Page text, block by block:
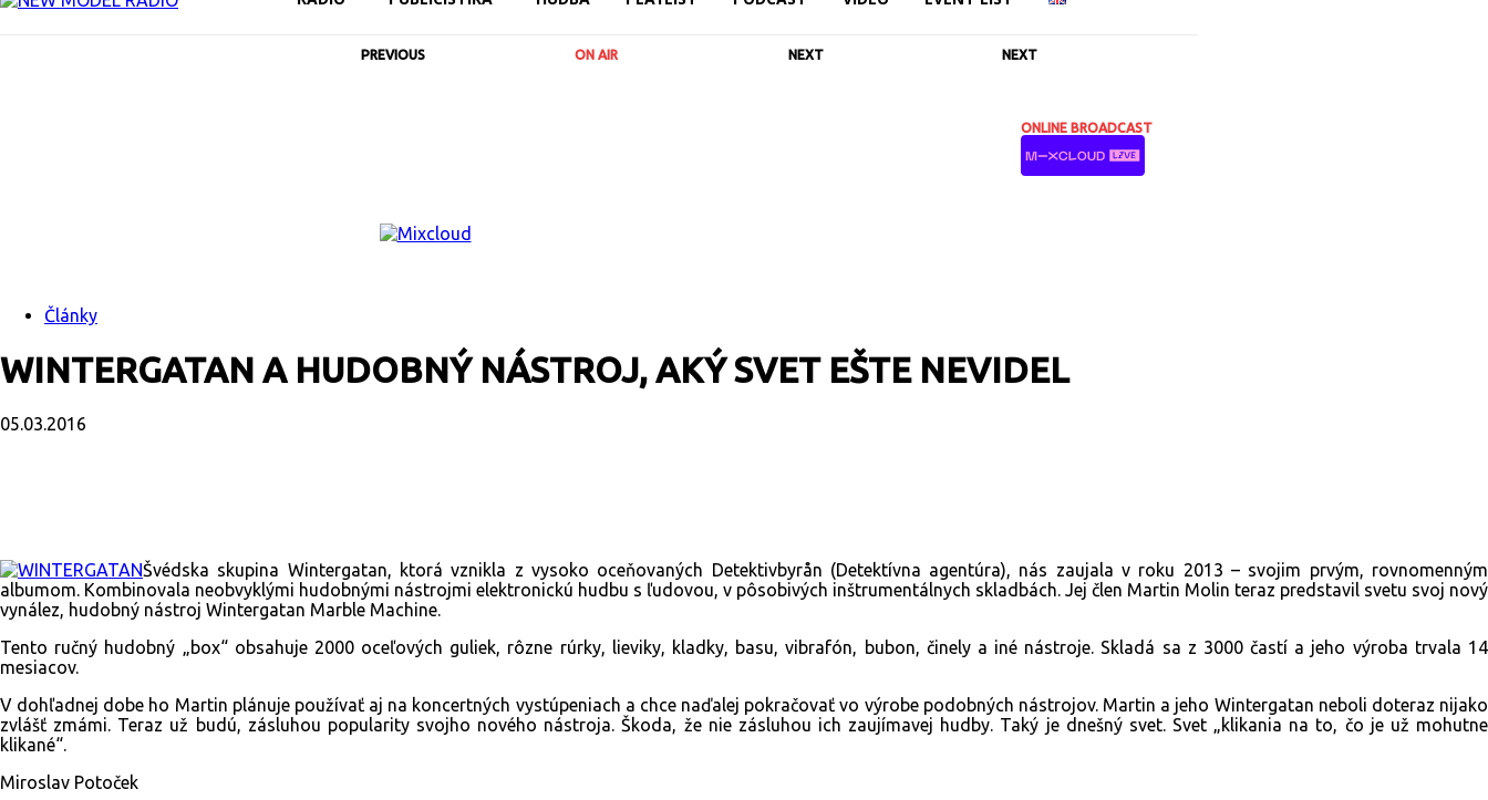
PREVIOUS ON AIR NEXT NEXT
ONLINE BROADCAST
Články
WINTERGATAN A HUDOBNÝ NÁSTROJ, AKÝ SVET EŠTE NEVIDEL
05.03.2016
Švédska skupina Wintergatan, ktorá vznikla z vysoko oceňovaných Detektivbyrån (Detektívna agentúra), nás zaujala v roku 2013 – svojim prvým, rovnomenným
albumom. Kombinovala neobvyklými hudobnými nástrojmi elektronickú hudbu s ľudovou, v pôsobivých inštrumentálnych skladbách. Jej člen Martin Molin teraz predstavil svetu svoj nový
vynález, hudobný nástroj Wintergatan Marble Machine.
Tento ručný hudobný „box“ obsahuje 2000 oceľových guliek, rôzne rúrky, lieviky, kladky, basu, vibrafón, bubon, činely a iné nástroje. Skladá sa z 3000 častí a jeho výroba trvala 14
mesiacov.
V dohľadnej dobe ho Martin plánuje používať aj na koncertných vystúpeniach a chce naďalej pokračovať vo výrobe podobných nástrojov. Martin a jeho Wintergatan neboli doteraz nijako
zvlášť zmámi. Teraz už budú, zásluhou popularity svojho nového nástroja. Škoda, že nie zásluhou ich zaujímavej hudby. Taký je dnešný svet. Svet „klikania na to, čo je už mohutne
klikané“.
Miroslav Potoček